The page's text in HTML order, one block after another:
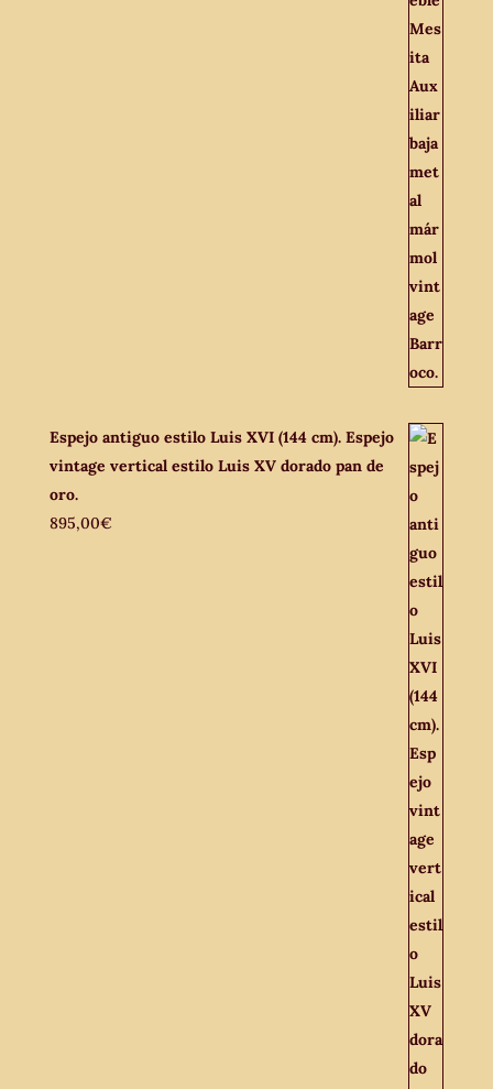
Espejo antiguo estilo Luis XVI (144 cm). Espejo
vintage vertical estilo Luis XV dorado pan de
oro.
895,00€